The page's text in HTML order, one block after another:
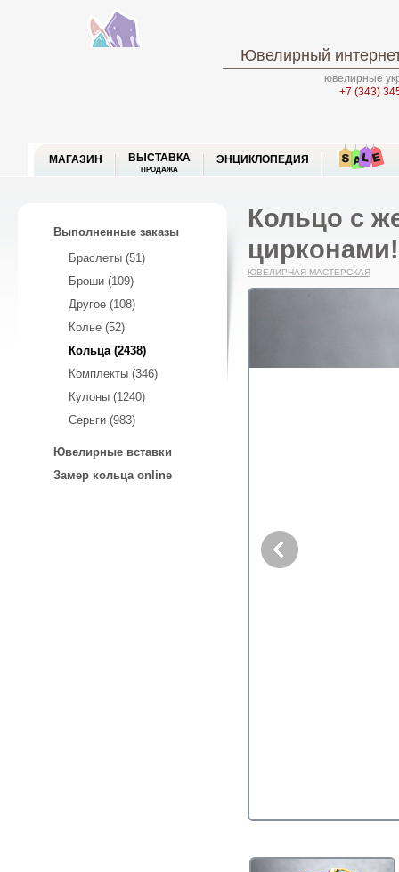
Ювелирный
ювелирные
+7 (343)
МАГАЗИН ВЫСТАВКА
ПРОДАЖА
ЭНЦИКЛОПЕДИЯ
Выполненные заказы
Браслеты (51)
Броши (109)
Другое (108)
Колье (52)
Кольца (2438)
Комплекты (346)
Кулоны (1240)
Серьги (983)
Ювелирные вставки
Замер кольца online
Кольцо с
цирконами!
ЮВЕЛИРНАЯ МАСТЕРСКАЯ